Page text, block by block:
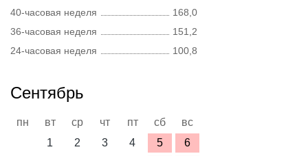
40-часовая неделя
168,0
36-часовая неделя
151,2
24-часовая неделя
100,8
Сентябрь
пн вт ср чт пт сб
вс
1
2 3 4 5
6